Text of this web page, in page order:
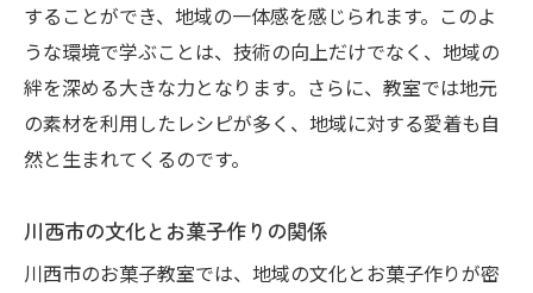
することができ、地域の一体感を感じられます。このよ
うな環境で学ぶことは、技術の向上だけでなく、地域の
絆を深める大きな力となります。さらに、教室では地元
の素材を利用したレシピが多く、地域に対する愛着も自
然と生まれてくるのです。
川西市の文化とお菓子作りの関係
川西市のお菓子教室では、地域の文化とお菓子作りが密